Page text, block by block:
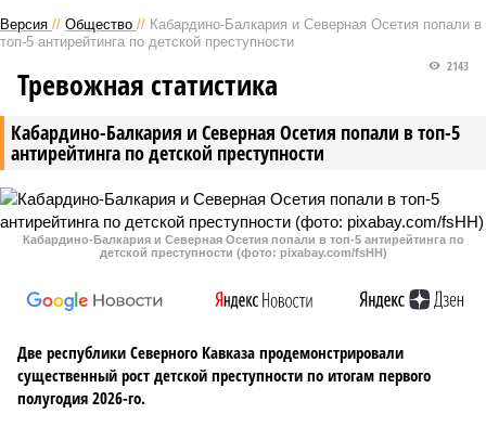
Версия // Общество // Кабардино-Балкария и Северная Осетия попали в
топ-5 антирейтинга по детской преступности
Кабардино-Балкария и Северная Осетия попали в топ-5
антирейтинга по детской преступности
2143
Тревожная статистика
Кабардино-Балкария и Северная Осетия попали в топ-5 антирейтинга по
детской преступности (фото: pixabay.com/fsHH)
Две республики Северного Кавказа продемонстрировали
существенный рост детской преступности по итогам первого
полугодия 2026-го.